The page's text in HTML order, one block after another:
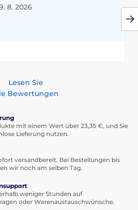
8. 2026
Lesen Sie
Bewertungen
mit einem Wert über 23,35 €, und Sie
Lieferung nutzen.
versandbereit. Bei Bestellungen bis
wir noch am selben Tag.
weniger Stunden auf
oder Warenaustauschwünsche.